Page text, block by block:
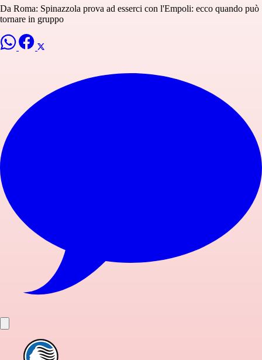
Da Roma: Spinazzola prova ad esserci con l'Empoli: ecco quando può
tornare in gruppo